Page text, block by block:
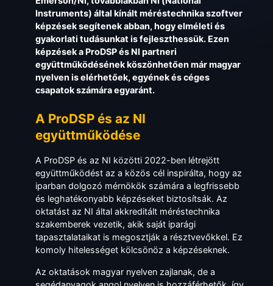
Instruments) által kínált méréstechnika szoftver
képzések segítenek abban, hogy elméleti és
gyakorlati tudásunkat is fejleszthessük. Ezen
képzések a ProDSP és NI partneri
együttműködésének köszönhetően már magyar
nyelven is elérhetőek, egyének és céges
csapatok számára egyaránt.
A ProDSP és az NI
együttműködése
A ProDSP és az NI közötti 2022-ben létrejött
együttműködést az a közös cél inspirálta, hogy az
iparban dolgozó mérnökök számára a legfrissebb
és leghatékonyabb képzéseket biztosítsák. Az
oktatást az NI által akkreditált méréstechnika
szakemberek vezetik, akik saját iparági
tapasztalataikat is megosztják a résztvevőkkel. Ez
komoly hitelességet kölcsönöz a képzéseknek.
Az oktatások magyar nyelven zajlanak, de a